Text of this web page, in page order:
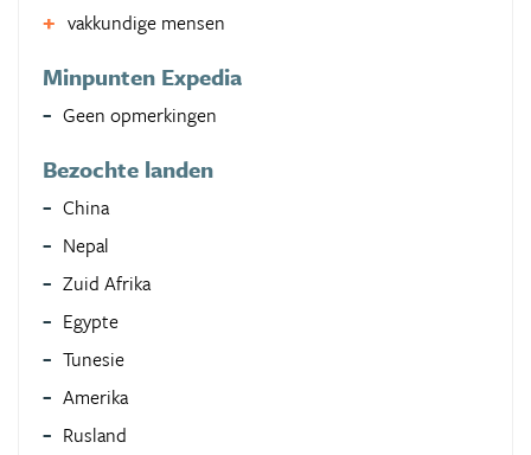
vakkundige mensen
Minpunten Expedia
Geen opmerkingen
Bezochte landen
China
Nepal
Zuid Afrika
Egypte
Tunesie
Amerika
Rusland